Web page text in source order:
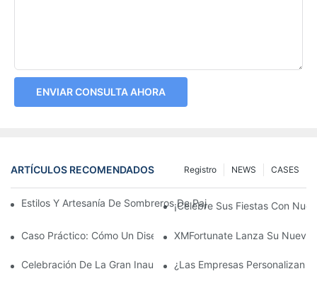
ENVIAR CONSULTA AHORA
ARTÍCULOS RECOMENDADOS CASES
NEWS
Registro
Estilos Y Artesanía De Sombreros De Paja: Un Imprescindible
¡Celebre Sus Fiestas Con
Caso Práctico: Cómo Un Diseñador Británico Transformó Un
XMFortunate Lanza Su Nueva
Celebración De La Gran Inauguración Del Festival Del Año
¿Las Empresas Personalizan